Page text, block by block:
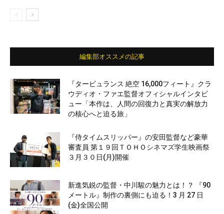
編集部オススメの記事
『タービュランス 絶空 16,000フィート』クラ
ウディオ・ファエ監督オフィシャルインタビ
ュー「本作は、人間の回復力と真実の解放力
の核心へと迫る旅」
『侍タイムスリッパー』の安田監督など豪華
審査員 第１９回ＴＯＨＯシネマズ学生映画祭
３月３０日(月)開催
新進気鋭の監督・中川駿の魅力とは！？ 『90
メートル』制作の裏側にも迫る！3 月 27 日
(金)全国公開